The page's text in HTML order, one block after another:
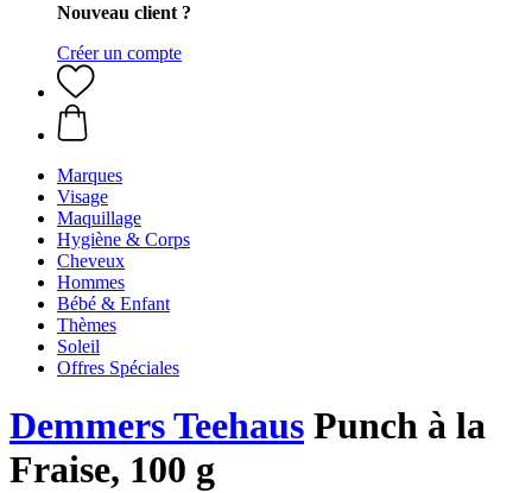
Nouveau client ?
Créer un compte
Marques
Visage
Maquillage
Hygiène & Corps
Cheveux
Hommes
Bébé & Enfant
Thèmes
Soleil
Offres Spéciales
Demmers Teehaus Punch à la
Fraise, 100 g